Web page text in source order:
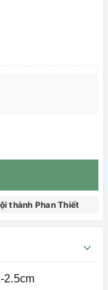
thành Phan Thiết
2.5cm